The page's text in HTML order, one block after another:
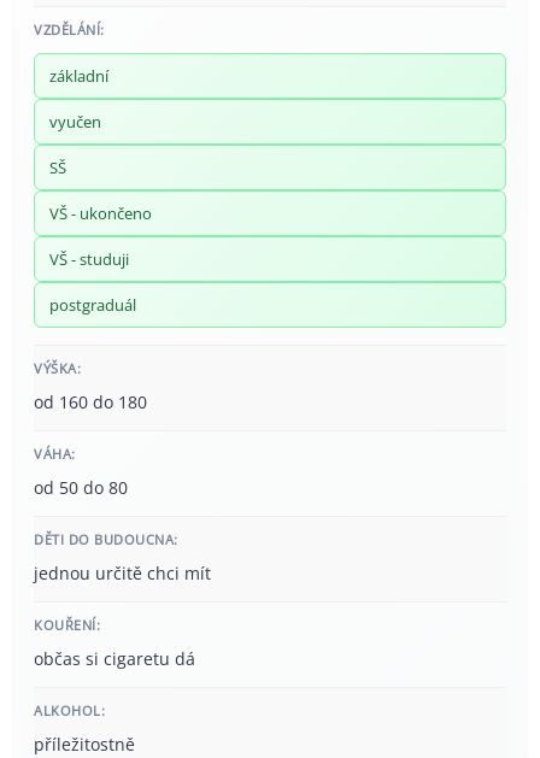
VZDĚLÁNÍ:
základní
vyučen
SŠ
VŠ - ukončeno
VŠ - studuji
postgraduál
VÝŠKA:
od 160 do 180
VÁHA:
od 50 do 80
DĚTI DO BUDOUCNA:
jednou určitě chci mít
KOUŘENÍ:
občas si cigaretu dá
ALKOHOL:
příležitostně